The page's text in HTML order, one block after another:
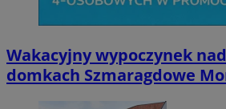
Wakacyjny wypoczynek
domkach Szmaragdowe